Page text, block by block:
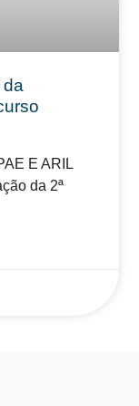
da
E ARIL
da 2ª